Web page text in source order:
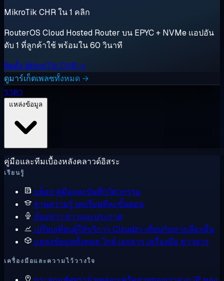
MikroTik CHR ใน 1 คลิก
RouterOS Cloud Hosted Router บน EPYC + NVMe แอปอัน
ดับ 1 ที่ลูกค้าใช้ พร้อมใน 60 วินาที
ติดตั้ง MikroTik CHR →
ดูมาร์เก็ตเพลซทั้งหมด →
ราคา
คู่มือและทีมเบื้องหลังคลาวด์อิสระ
เรียนรู้
บล็อก คู่มือและบันทึกวิศวกรรม
ฐานความรู้ บทเรียนทีละขั้นตอน
ห้องข่าว ข่าวและประกาศ
เปรียบเทียบผู้ให้บริการ Cloudzy เทียบกับทางเลือกอื่น
แหล่งข้อมูลทั้งหมดไกด์ เอกสาร เครื่องมือ ข่าวสาร
เครื่องมือและความไว้วางใจ